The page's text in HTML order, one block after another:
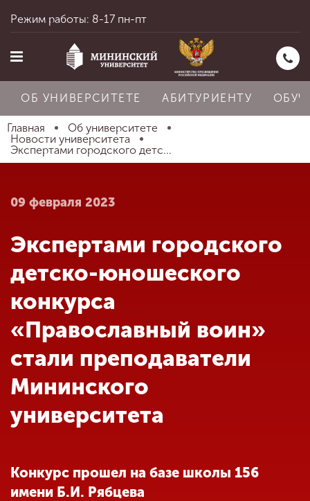
Главная
Абитуриенту
Обучение
Наука
Международная
деятельность
Другие виды
деятельности
Режим работы: 8-17 пн-пт
ОБ УНИВЕРСИТЕТЕ АБИТУРИЕНТУ
Главная
Об университете
Новости университета
Экспертами городского детс...
09 февраля 2023
Экспертами городского
детско-юношеского
конкурса
«Православный воин»
стали преподаватели
Мининского
университета
Конкурс прошел на базе школы 156
имени Б.И. Рябцева